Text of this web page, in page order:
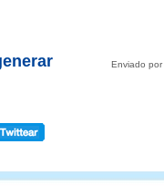
Enviado por